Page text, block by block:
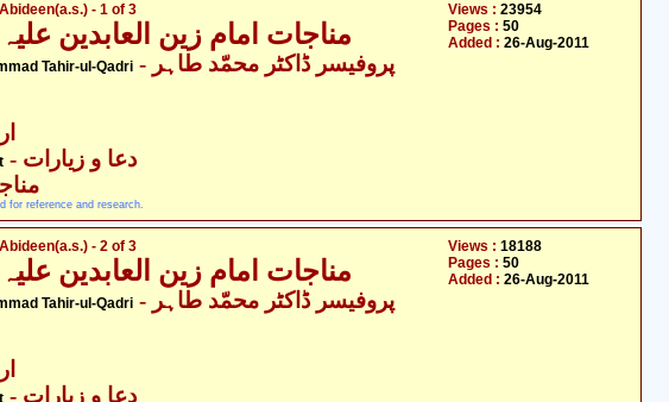
- 1 of 3
مناجات امام زین العابدین علیہ
Tahir-ul-Qadri - پروفیسر ڈاکٹر محمّد طاہر
- دعا و زیارات
-
for reference and research.
Views : 23954
Pages : 50
Added : 26-Aug-2011
- 2 of 3
مناجات امام زین العابدین علیہ
Tahir-ul-Qadri - پروفیسر ڈاکٹر محمّد طاہر
- دعا و زیارات
Views : 18188
Pages : 50
Added : 26-Aug-2011